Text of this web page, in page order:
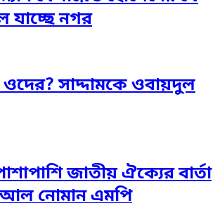
যাচ্ছে নগর
সাদ্দামকে ওবায়দুল
জাতীয় ঐক্যের বার্তা
আল নোমান এমপি